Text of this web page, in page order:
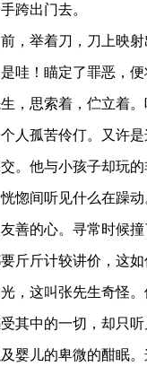
跨出门去。
，举着刀，刀上映
哇！瞄定了罪恶，
，思索着，伫立着
人孤苦伶仃。又许
。他与小孩子却玩
惚间听见什么在躁
善的心。寻常时候
斤斤计较讲价，这
，这叫张先生奇怪
其中的一切，却只
及婴儿的卑微的酣